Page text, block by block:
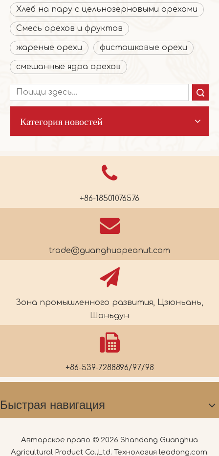
Хлеб на пару с цельнозерновыми орехами
Смесь орехов и фруктов
жареные орехи фисташковые орехи
смешанные ядра орехов
Категория новостей
+86-18501076576
trade@guanghuapeanut.com
Зона промышленного развития, Цзюньань,
Шаньдун
+86-539-7288896/97/98
Быстрая навигация
Авторское право © 2026 Shandong Guanghua
Agricultural Product Co.,Ltd. Технология leadong.com.